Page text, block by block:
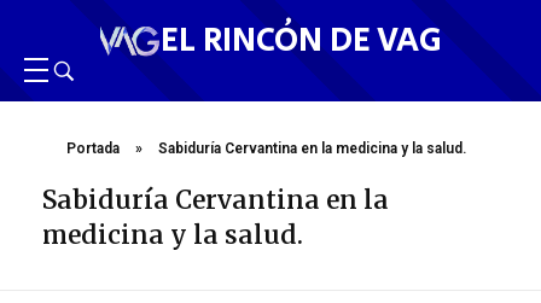
EL RINCÓN DE VAG
Portada » Sabiduría Cervantina en la medicina y la salud.
Sabiduría Cervantina en la
medicina y la salud.